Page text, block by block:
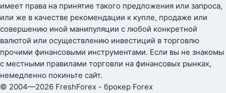
имеет права на принятие такого предложения или запроса,
или же в качестве рекомендации к купле, продаже или
совершению иной манипуляции с любой конкретной
валютой или осуществлению инвестиций в торговлю
прочими финансовыми инструментами. Если вы не знакомы
с местными правилами торговли на финансовых рынках,
немедленно покиньте сайт.
© 2004—2026 FreshForex - брокер Forex